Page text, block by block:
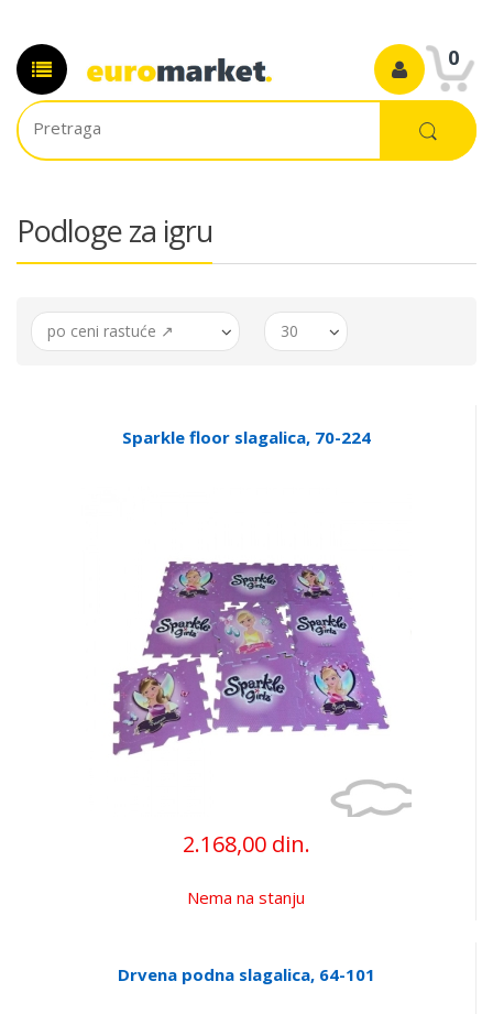
0
Podloge za igru
po ceni rastuće ↗ 30
Sparkle floor slagalica, 70-224
2.168,00 din.
Nema na stanju
Drvena podna slagalica, 64-101